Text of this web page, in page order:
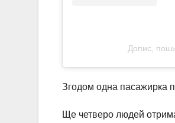
Допис,
Згодом одна пасажирка
Ще четверо людей